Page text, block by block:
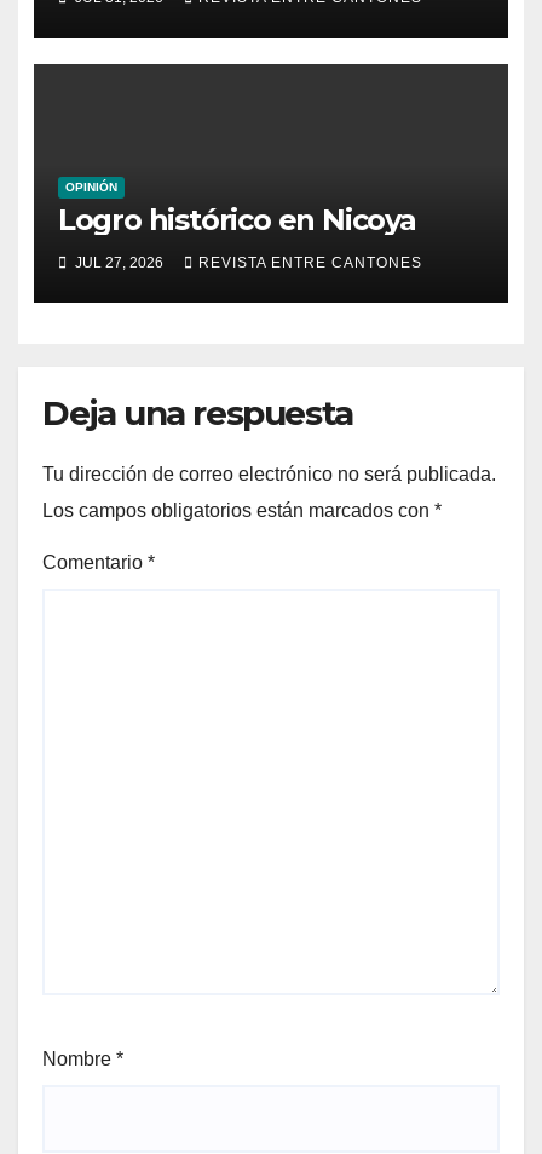
OPINIÓN
Logro histórico en Nicoya
JUL 27, 2026 REVISTA ENTRE CANTONES
Deja una respuesta
Tu dirección de correo electrónico no será publicada.
Los campos obligatorios están marcados con *
Comentario *
Nombre *